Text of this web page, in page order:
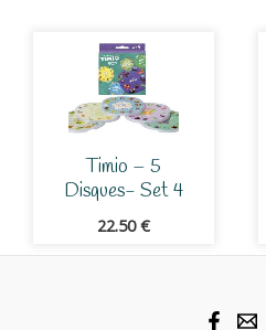
Timio – 5
Disques- Set 4
22.50€